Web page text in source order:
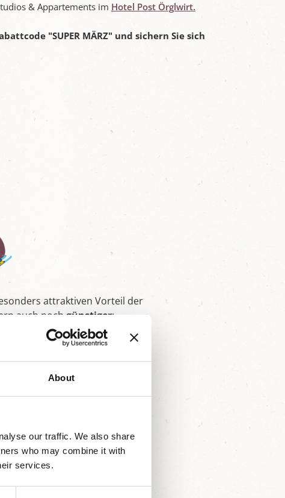
About
our traffic. We also share
who may combine it with
services.
& Appartements im Hotel Post Örglwirt.
"SUPER MÄRZ" und sichern Sie sich
attraktiven Vorteil der
auch noch günstiger: